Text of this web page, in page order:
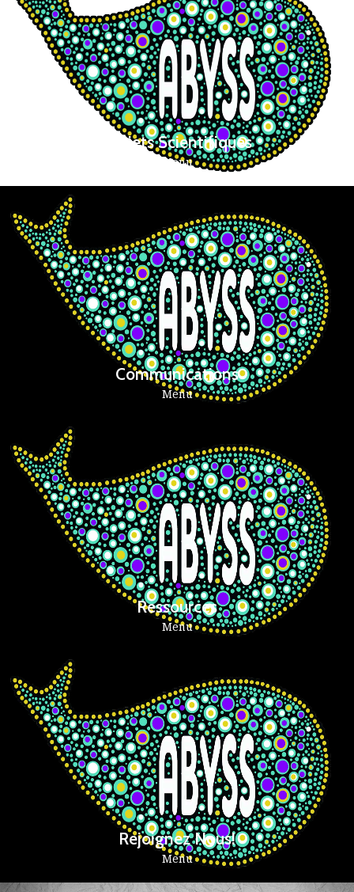
Projets Scientifiques
Menu
Communications
Menu
Ressources
Menu
Rejoignez Nous!
Menu